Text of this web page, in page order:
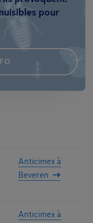
pour
Anticimex à
Beveren
Anticimex à